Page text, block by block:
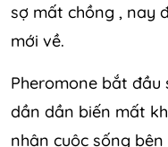
sợ mất chồng , nay
mới về.
Pheromone bắt đầu
dần dần biến mất
nhân cuộc sống